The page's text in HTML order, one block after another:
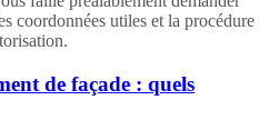
coordonnées utiles et la procédure
de façade : quels